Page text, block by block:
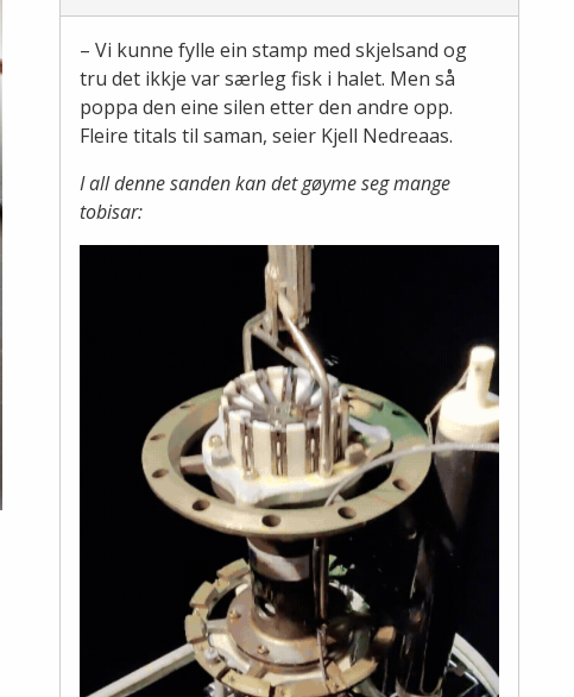
– Vi kunne fylle ein stamp med skjelsand og
tru det ikkje var særleg fisk i halet. Men så
poppa den eine silen etter den andre opp.
Fleire titals til saman, seier Kjell Nedreaas.
I all denne sanden kan det gøyme seg mange
tobisar:
Stopp